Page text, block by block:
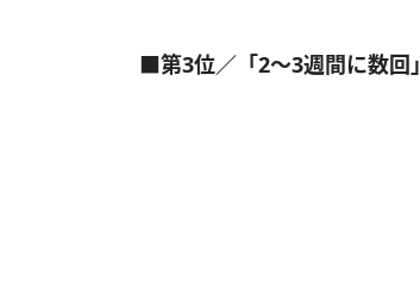
■第3位／「2～3週間に数回」